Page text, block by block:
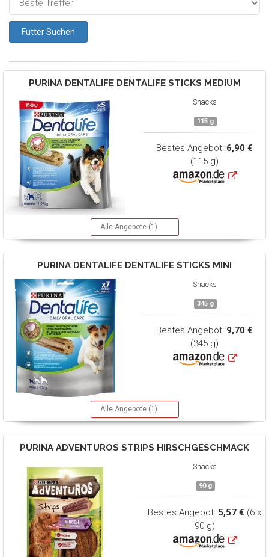
PURINA DENTALIFEDENTALIFE STICKS MEDIUM
Snacks
115 g
Bestes Angebot: 6,90 €
(115 g)
Alle Angebote (1)
PURINA DENTALIFE DENTALIFE STICKS MINI
Snacks
345 g
Bestes Angebot: 9,70 €
(345 g)
Alle Angebote (1)
PURINA ADVENTUROS STRIPS HIRSCHGESCHMACK
Snacks
90 g
Bestes Angebot: 5,57 € (6 x
90 g)